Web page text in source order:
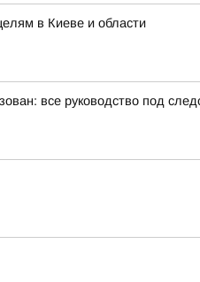
в Киеве и области
все руководство под